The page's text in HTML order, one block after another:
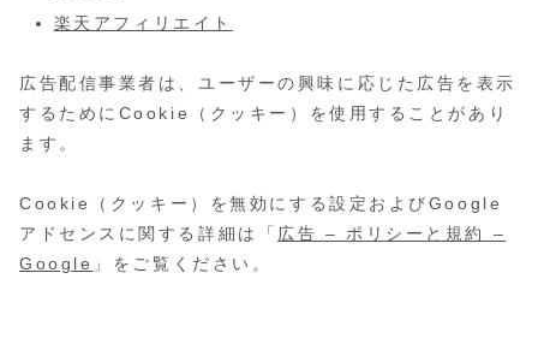
楽天アフィリエイト
広告配信事業者は、ユーザーの興味に応じた広告を表示
するためにCookie（クッキー）を使用することがあり
ます。
Cookie（クッキー）を無効にする設定およびGoogle
アドセンスに関する詳細は「 広告 – ポリシーと規約 –
Google 」をご覧ください。